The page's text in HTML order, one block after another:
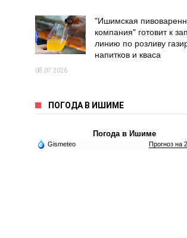
"Ишимская
компания" готовит к
линию по розливу
напитков и кваса
08.07.2026
ПОГОДА В ИШИМЕ
Погода в Ишиме
Gismeteo Прогноз на